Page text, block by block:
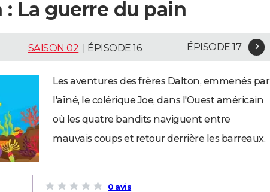
: La guerre du pain
SAISON 02 | ÉPISODE 16 ÉPISODE 17
Les aventures des frères Dalton, emmenés par
l'aîné, le colérique Joe, dans l'Ouest américain
où les quatre bandits naviguent entre
mauvais coups et retour derrière les barreaux.
0 avis